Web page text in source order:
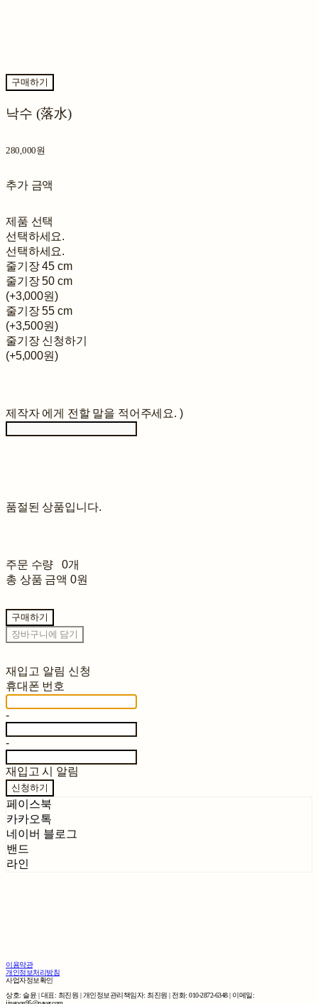
구매하기
낙수 (落水)
280,000원
추가 금액
제품 선택
선택하세요.
선택하세요.
줄기장 45 cm
줄기장 50 cm
(+3,000원)
줄기장 55 cm
(+3,500원)
줄기장 신청하기
(+5,000원)
제작자 에게 전할 말을 적어주세요. )
품절된 상품입니다.
주문 수량
0개
총 상품 금액 0원
구매하기
장바구니에 담기
재입고 알림 신청
휴대폰 번호
-
-
재입고 시 알림
신청하기
페이스북
카카오톡
네이버 블로그
밴드
라인
이용약관
개인정보처리방침
사업자정보확인
상호: 슬윤 | 대표: 최진원 | 개인정보관리책임자: 최진원 | 전화: 010-2872-6348 | 이메일: